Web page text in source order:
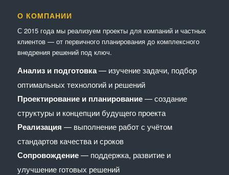
О КОМПАНИИ
С 2015 года мы реализуем проекты для компаний и частных
клиентов — от первичного планирования до комплексного
внедрения решений под ключ.
Анализ и подготовка— изучение задачи, подбор
оптимальных технологий и решений
Проектирование и планирование— создание
структуры и концепции будущего проекта
Реализация — выполнение работ с учётом
стандартов качества и сроков
Сопровождение— поддержка, развитие и
улучшение готовых решений